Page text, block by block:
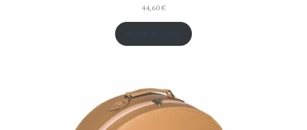
44,60€
Añadir al carrito